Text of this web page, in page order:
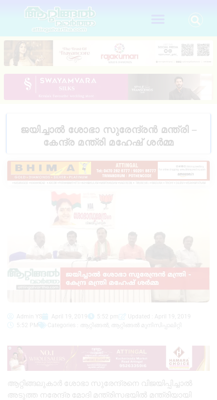
ജയിച്ചാൽ ശോഭാ സുരേന്ദ്രൻ മന്ത്രി –
കേന്ദ്ര മന്ത്രി മഹേഷ് ശർമ്മ
Admin YS April 19, 2019 5:52 pm
Updated : April 19, 2019
5:52 PM
Categories : ആറ്റിങ്ങൽ ആറ്റിങ്ങൽ മുനിസിപ്പാലിറ്റി
ആറ്റിങ്ങലുകാർ ശോഭാ സുരേന്ദ്രനെ വിജയിപ്പിച്ചാൽ
അടുത്ത നരേന്ദ്ര മോദി മന്ത്രിസഭയിൽ മന്ത്രിയായി